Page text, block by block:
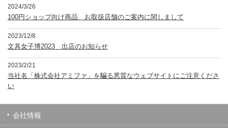
2024/3/26
100円ショップ向け商品 お取扱店舗のご案内に関しまして
2023/12/8
文具女子博2023 出店のお知らせ
2023/2/21
当社名「株式会社アミファ」を騙る悪質なウェブサイトにご注意くださ
い
会社情報